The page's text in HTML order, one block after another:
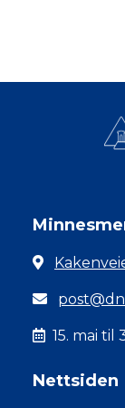
15. mai til
Nettsiden